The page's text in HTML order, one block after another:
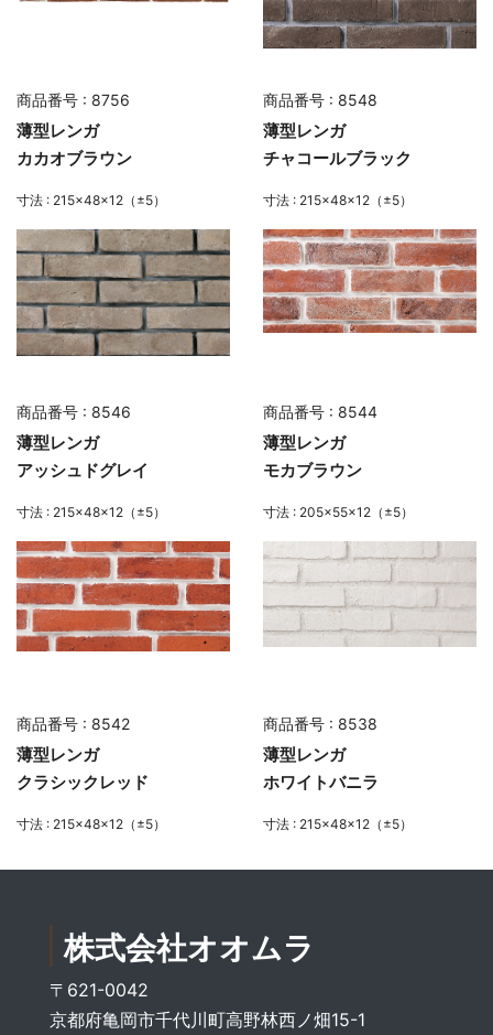
商品番号 : 8756
薄型レンガ
カカオブラウン
寸法 : 215×48×12（±5）
商品番号 : 8548
薄型レンガ
チャコールブラック
寸法 : 215×48×12（±5）
商品番号 : 8546
薄型レンガ
アッシュドグレイ
寸法 : 215×48×12（±5）
商品番号 : 8544
薄型レンガ
モカブラウン
寸法 : 205×55×12（±5）
商品番号 : 8542
薄型レンガ
クラシックレッド
寸法 : 215×48×12（±5）
商品番号 : 8538
薄型レンガ
ホワイトバニラ
寸法 : 215×48×12（±5）
株式会社オオムラ
〒621-0042
京都府亀岡市千代川町高野林西ノ畑15-1